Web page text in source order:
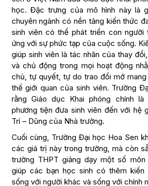
học. Đặc trưng của mô hình này là
chuyên ngành có nền tảng kiến thức
sinh viên có thể phát triển con người
ứng với sự phức tạp của cuộc sống.
giúp sinh viên là tác nhân của thay
và chủ động trong mọi hoạt động
chủ, tự quyết, tự do trao đổi mở mang
thế giới quan của sinh viên. Trường
rằng Giáo dục Khai phóng chính là
phương tiện đưa sinh viên đến với hệ
Trí – Dũng của Nhà trường.
Cuối cùng, Trường Đại học Hoa Sen
các giá trị này trong trường, mà còn
trường THPT giảng dạy một số
giúp các bạn học sinh có thêm kiến
sống với người khác và sống với chính